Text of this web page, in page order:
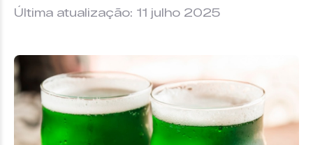
Última atualização: 11 julho 2025